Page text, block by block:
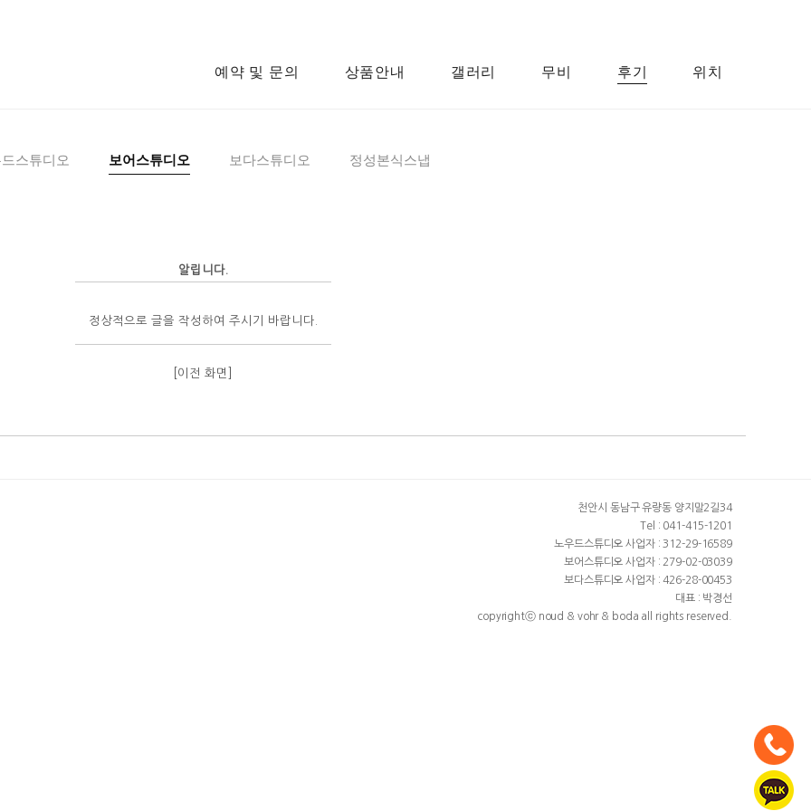
예약 및 문의 상품안내 갤러리 무비 후기 위치
스튜디오 보어스튜디오 보다스튜디오 정성본식스냅
알립니다.
정상적으로 글을 작성하여 주시기 바랍니다.
[이전 화면]
천안시 동남구 유량동 양지말2길34
Tel : 041-415-1201
노우드스튜디오 사업자 : 312-29-16589
보어스튜디오 사업자 : 279-02-03039
보다스튜디오 사업자 : 426-28-00453
대표 : 박경선
copyrightⓒ noud & vohr & boda all rights reserved.